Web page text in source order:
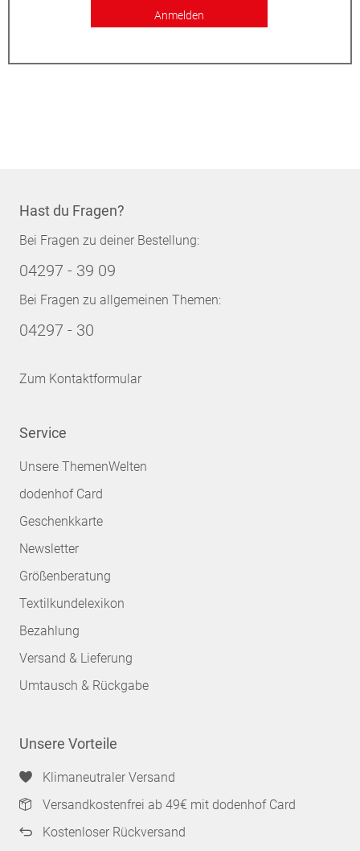
Anmelden
Hast du Fragen?
Bei Fragen zu deiner Bestellung:
04297 - 39 09
Bei Fragen zu allgemeinen Themen:
04297 - 30
Zum Kontaktformular
Service
Unsere ThemenWelten
dodenhof Card
Geschenkkarte
Newsletter
Größenberatung
Textilkundelexikon
Bezahlung
Versand & Lieferung
Umtausch & Rückgabe
Unsere Vorteile
Klimaneutraler Versand
Versandkostenfrei ab 49€ mit dodenhof Card
Kostenloser Rückversand